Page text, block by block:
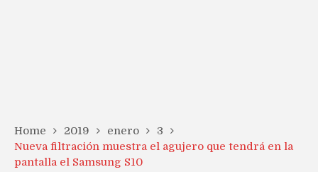
Home 2019 enero
3
Nueva filtración muestra el agujero que tendrá en la
pantalla el Samsung S10